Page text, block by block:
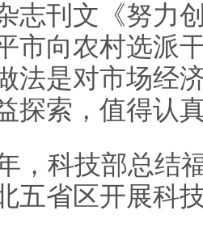
杂志刊文《努
市向农村选派
法是对市场经
探索，值得认
科技部总结
五省区开展科